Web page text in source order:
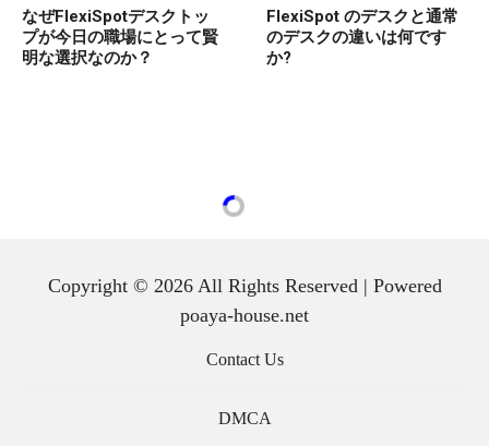
なぜFlexiSpotデスクトッ
プが今日の職場にとって賢
明な選択なのか？
FlexiSpot のデスクと通常
のデスクの違いは何です
か?
Copyright © 2026 All Rights Reserved | Powered
poaya-house.net
Contact Us
DMCA